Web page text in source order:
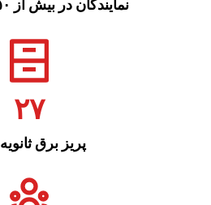
نمایندگان در بیش از ۱۵۰ شهر چین
۲۷
۶۰۰ پریز برق ثانویه